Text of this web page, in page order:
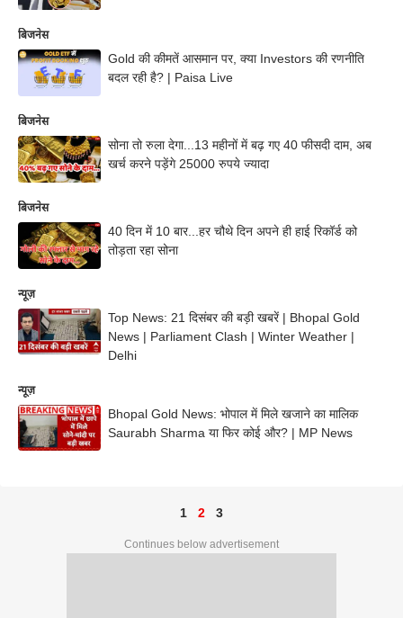
बिजनेस
Gold की कीमतें आसमान पर, क्या Investors की रणनीति
बदल रही है? | Paisa Live
बिजनेस
सोना तो रुला देगा...13 महीनों में बढ़ गए 40 फीसदी दाम, अब
खर्च करने पड़ेंगे 25000 रुपये ज्यादा
बिजनेस
40 दिन में 10 बार...हर चौथे दिन अपने ही हाई रिकॉर्ड को
तोड़ता रहा सोना
न्यूज़
Top News: 21 दिसंबर की बड़ी खबरें | Bhopal Gold
News | Parliament Clash | Winter Weather |
Delhi
न्यूज़
Bhopal Gold News: भोपाल में मिले खजाने का मालिक
Saurabh Sharma या फिर कोई और? | MP News
1 2 3
Continues below advertisement